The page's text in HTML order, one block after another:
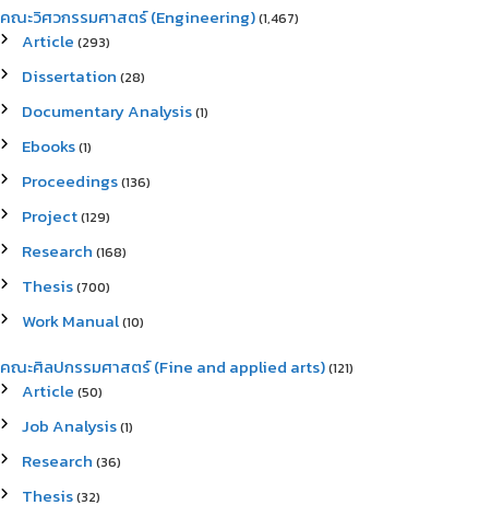
คณะวิศวกรรมศาสตร์ (Engineering)(1,467)
Article (293)
Dissertation (28)
Documentary Analysis(1)
Ebooks(1)
Proceedings(136)
Project(129)
Research (168)
Thesis(700)
Work Manual(10)
คณะศิลปกรรมศาสตร์ (Fine and applied arts)(121)
Article (50)
Job Analysis(1)
Research (36)
Thesis(32)